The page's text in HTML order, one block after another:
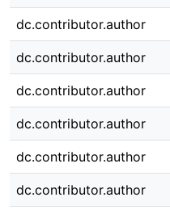
dc.contributor.author
dc.contributor.author
dc.contributor.author
dc.contributor.author
dc.contributor.author
dc.contributor.author